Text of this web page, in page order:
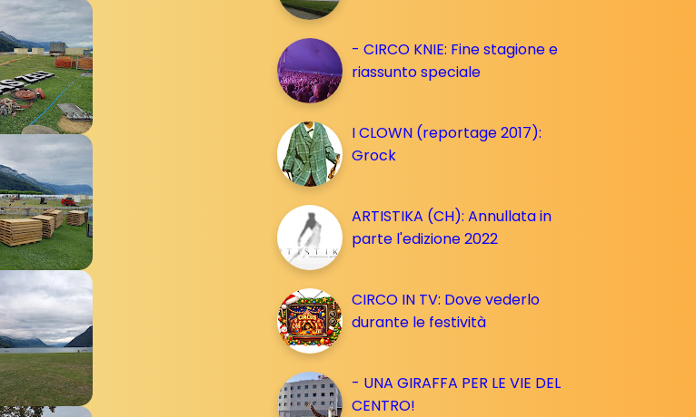
- CIRCO KNIE: Fine stagione e
riassunto speciale
I CLOWN (reportage 2017):
Grock
ARTISTIKA (CH): Annullata in
parte l'edizione 2022
CIRCO IN TV: Dove vederlo
durante le festività
- UNA GIRAFFA PER LE VIE DEL
CENTRO!